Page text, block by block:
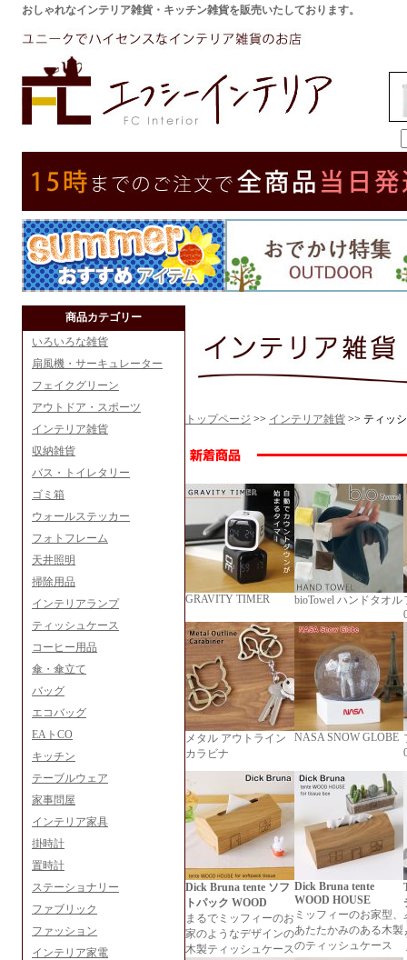
おしゃれなインテリア雑貨・キッチン雑貨を販売いたしております。
商品カテゴリー
いろいろな雑貨
扇風機・サーキュレーター
フェイクグリーン
アウトドア・スポーツ
インテリア雑貨
収納雑貨
バス・トイレタリー
ゴミ箱
ウォールステッカー
フォトフレーム
天井照明
掃除用品
インテリアランプ
ティッシュケース
コーヒー用品
傘・傘立て
バッグ
エコバッグ
EAトCO
キッチン
テーブルウェア
家事問屋
インテリア家具
掛時計
置時計
ステーショナリー
ファブリック
ファッション
インテリア家電
トップページ >> インテリア雑貨 >> ティッ
GRAVITY TIMER bioTowel ハンドタオル
メタル アウトライン
カラビナ
NASA SNOW GLOBE
Dick Bruna tente ソフ
トパック WOOD
まるでミッフィーのお
家のようなデザインの
木製ティッシュケース
Dick Bruna tente
WOOD HOUSE
ミッフィーのお家型、
あたたかみのある木製
のティッシュケース